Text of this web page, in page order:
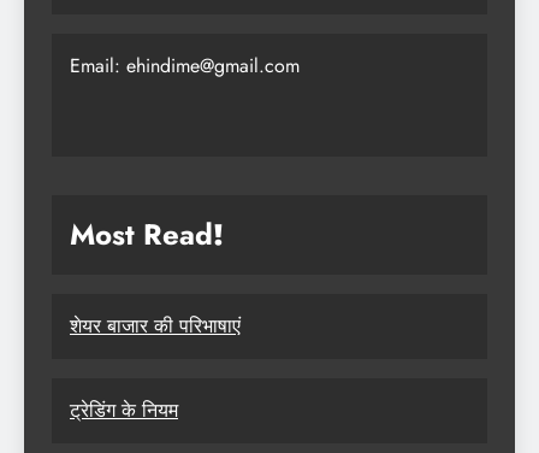
Email: ehindime@gmail.com
Most Read!
शेयर बाजार की परिभाषाएं
ट्रेडिंग के नियम